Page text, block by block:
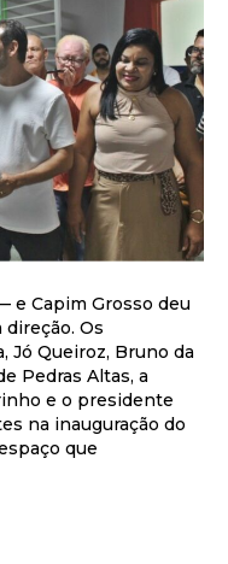
e Capim Grosso deu
Os
Jó Queiroz, Bruno da
Pedras Altas, a
e o presidente
na inauguração do
que